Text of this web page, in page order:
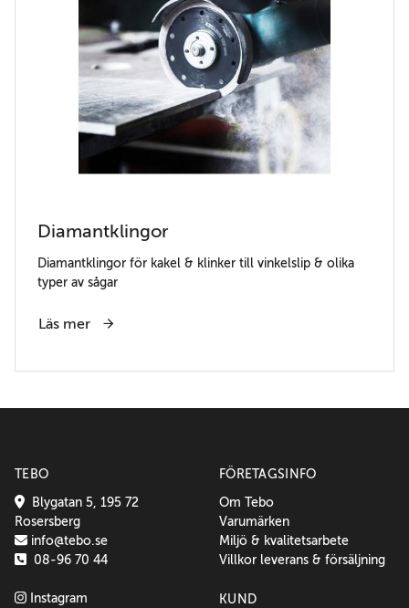
Diamantklingor
Diamantklingor för kakel & klinker till vinkelslip & olika
typer av sågar
Läs mer
TEBO
Blygatan 5, 195 72
Rosersberg
info@tebo.se
08-96 70 44
Instagram
FÖRETAGSINFO
Om Tebo
Varumärken
Miljö & kvalitetsarbete
Villkor leverans & försäljning
KUND